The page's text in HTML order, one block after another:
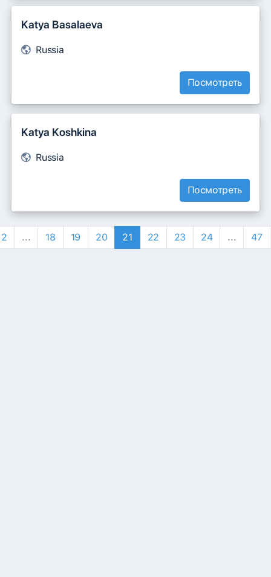
Katya Basalaeva
Russia
Посмотреть
Katya Koshkina
Russia
Посмотреть
2 ... 18 19 20 21 22 23 24 ... 47